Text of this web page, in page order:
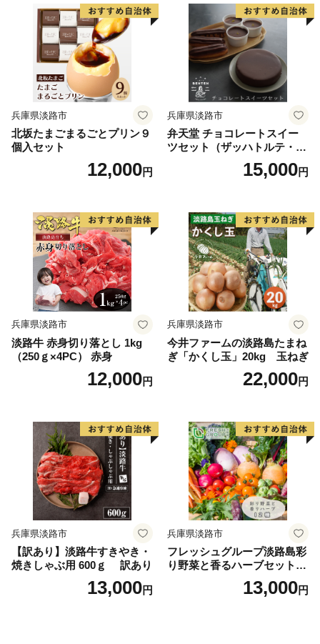
兵庫県淡路市
北坂たまごまるごとプリン９
個入セット
12,000円
兵庫県淡路市
弁天堂 チョコレートスイー
ツセット（ザッハトルテ・エ
クレア・チョコレートムー
15,000円
兵庫県淡路市
淡路牛 赤身切り落とし 1kg
（250ｇ×4PC） 赤身
12,000円
兵庫県淡路市
今井ファームの淡路島たまね
ぎ「かくし玉」20kg 玉ねぎ
22,000円
兵庫県淡路市
【訳あり】淡路牛すきやき・
焼きしゃぶ用 600ｇ 訳あり
13,000円
兵庫県淡路市
フレッシュグループ淡路島彩
り野菜と香るハーブセット
13,000円